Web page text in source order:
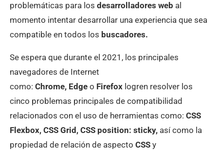
problemáticas para los desarrolladores web al
momento intentar desarrollar una experiencia que sea
compatible en todos los buscadores.
Se espera que durante el 2021, los principales
navegadores de Internet
como: Chrome, Edge o Firefox logren resolver los
cinco problemas principales de compatibilidad
relacionados con el uso de herramientas como: CSS
Flexbox, CSS Grid, CSS position: sticky, así como la
propiedad de relación de aspecto CSS y